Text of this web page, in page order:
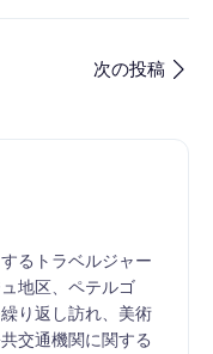
次の投稿
るトラベルジャー
地区、ペテルゴ
り返し訪れ、美術
交通機関に関する